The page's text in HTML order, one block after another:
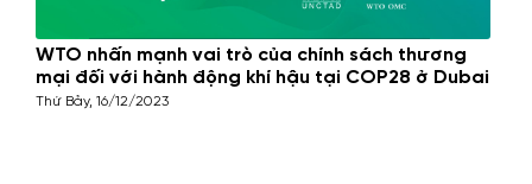
WTO nhấn mạnh vai trò của chính sách thương
mại đối với hành động khí hậu tại COP28 ở Dubai
Thứ Bảy, 16/12/2023